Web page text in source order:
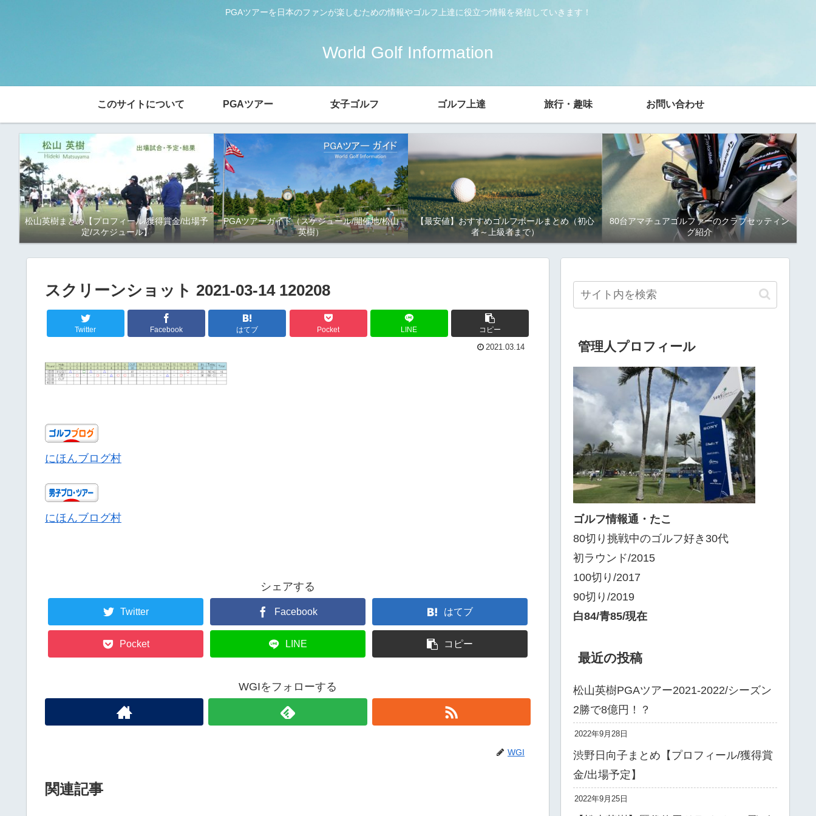
PGAツアーを日本のファンが楽しむための情報やゴルフ上達に役立つ情報を発信していきます！
World Golf Information
このサイトについて PGAツアー 女子ゴルフ ゴルフ上達 旅行・趣味 お問い合わせ
松山英樹まとめ【プロフィール/獲得賞金/出場予
定/スケジュール】
PGAツアーガイド（スケジュール/開催地/松山
英樹）
【最安値】おすすめゴルフボールまとめ（初心
者～上級者まで）
80台アマチュアゴルファーのクラブセッティン
グ紹介
スクリーンショット 2021-03-14 120208
Twitter Facebook はてブ Pocket LINE コピー
2021.03.14
にほんブログ村
にほんブログ村
シェアする
Twitter Facebook はてブ
Pocket LINE コピー
WGIをフォローする
WGI
関連記事
管理人プロフィール
ゴルフ情報通・たこ
80切り挑戦中のゴルフ好き30代
初ラウンド/2015
100切り/2017
90切り/2019
白84/青85/現在
最近の投稿
松山英樹PGAツアー2021-2022/シーズン
2勝で8億円！？
2022年9月28日
渋野日向子まとめ【プロフィール/獲得賞
金/出場予定】
2022年9月25日